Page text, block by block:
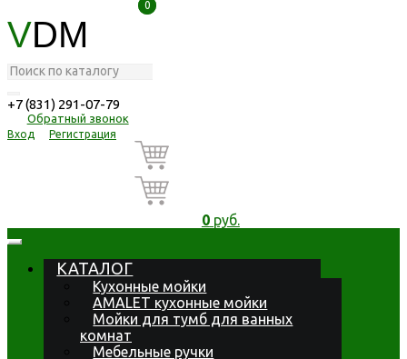
VDM
+7 (831) 291-07-79
Обратный звонок
Вход Регистрация
0
0
0руб.
КАТАЛОГ
Кухонные мойки
AMALET кухонные мойки
Мойки для тумб для ванных
комнат
Мебельные ручки